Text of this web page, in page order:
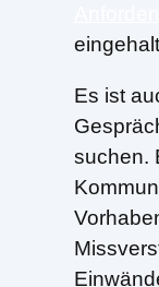
Es ist
suchen.